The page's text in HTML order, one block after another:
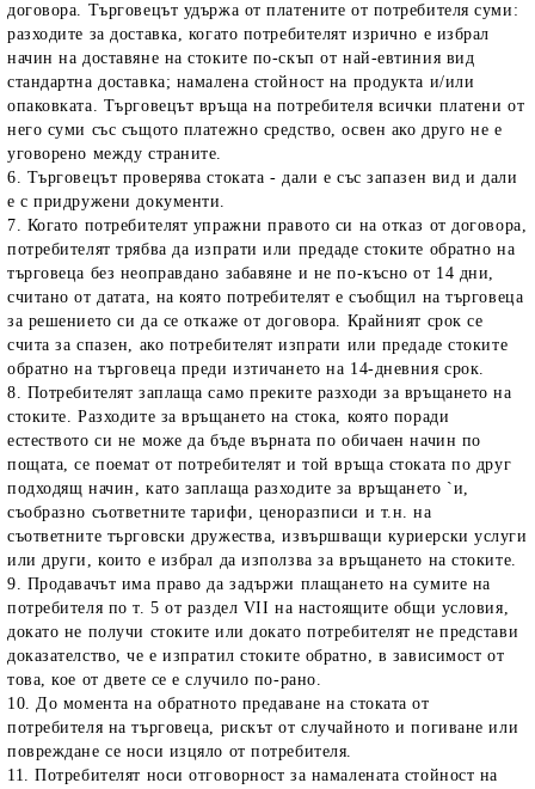
договора. Търговецът удържа от платените от потребителя суми:
разходите за доставка, когато потребителят изрично е избрал
начин на доставяне на стоките по-скъп от най-евтиния вид
стандартна доставка; намалена стойност на продукта и/или
опаковката. Търговецът връща на потребителя всички платени от
него суми със същото платежно средство, освен ако друго не е
уговорено между страните.
6. Търговецът проверява стоката - дали е със запазен вид и дали
е с придружени документи.
7. Когато потребителят упражни правото си на отказ от договора,
потребителят трябва да изпрати или предаде стоките обратно на
търговеца без неоправдано забавяне и не по-късно от 14 дни,
считано от датата, на която потребителят е съобщил на търговеца
за решението си да се откаже от договора. Крайният срок се
счита за спазен, ако потребителят изпрати или предаде стоките
обратно на търговеца преди изтичането на 14-дневния срок.
8. Потребителят заплаща само преките разходи за връщането на
стоките. Разходите за връщането на стока, която поради
естеството си не може да бъде върната по обичаен начин по
пощата, се поемат от потребителят и той връща стоката по друг
подходящ начин, като заплаща разходите за връщането `и,
съобразно съответните тарифи, ценоразписи и т.н. на
съответните търговски дружества, извършващи куриерски услуги
или други, които е избрал да използва за връщането на стоките.
9. Продавачът има право да задържи плащането на сумите на
потребителя по т. 5 от раздел VII на настоящите общи условия,
докато не получи стоките или докато потребителят не представи
доказателство, че е изпратил стоките обратно, в зависимост от
това, кое от двете се е случило по-рано.
10. До момента на обратното предаване на стоката от
потребителя на търговеца, рискът от случайното и погиване или
повреждане се носи изцяло от потребителя.
11. Потребителят носи отговорност за намалената стойност на